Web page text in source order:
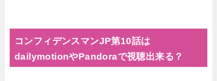
コンフィデンスマンJP第10話は
dailymotionやPandoraで視聴出来る？